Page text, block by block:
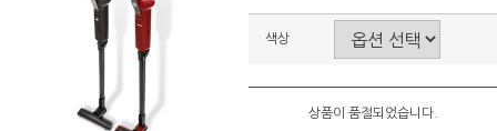
색상
상품이 품절되었습니다.